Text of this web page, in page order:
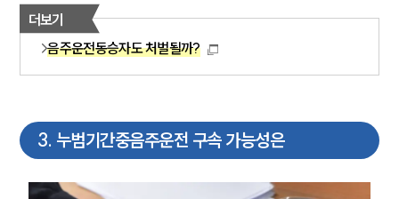
더보기
음주운전동승자도 처벌될까?
3. 누범기간중음주운전 구속 가능성은